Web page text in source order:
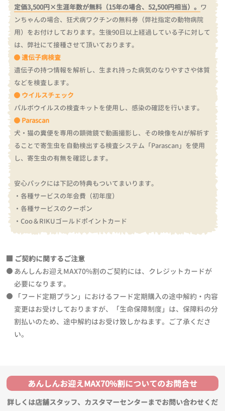
定価3,500円×生涯年数が無料（15年の場合、52,500円相当）。 ワ
ンちゃんの場合、狂犬病ワクチンの無料券（弊社指定の動物病院
用）をお付けしております。 生後90日以上経過している子に対して
は、弊社にて接種させて頂いております。
遺伝子病検査
遺伝子の持つ情報を解析し、生まれ持った病気のなりやすさや体質
などを検査します。
ウイルスチェック
パルボウイルスの検査キットを使用し、感染の確認を行います。
Parascan
犬・猫の糞便を専用の顕微鏡で動画撮影し、その映像をAIが解析す
ることで寄生虫を自動検出する検査システム「Parascan」を使用
し、寄生虫の有無を確認します。
安心パックには下記の特典もついてまいります。
・各種サービスの年会費（初年度）
・各種サービスのクーポン
・Coo＆RIKUゴールドポイントカード
ご契約に関するご注意
あんしんお迎えMAX70%割のご契約には、クレジットカードが
必要になります。
「フード定期プラン」におけるフード定期購入の途中解約・内容
変更はお受けしておりますが、「生命保障制度」は、保障料の分
割払いのため、途中解約はお受け致しかねます。ご了承くださ
い。
あんしんお迎えMAX70%割についてのお問合せ
詳しくは店舗スタッフ、カスタマーセンターまでお問い合わせくだ